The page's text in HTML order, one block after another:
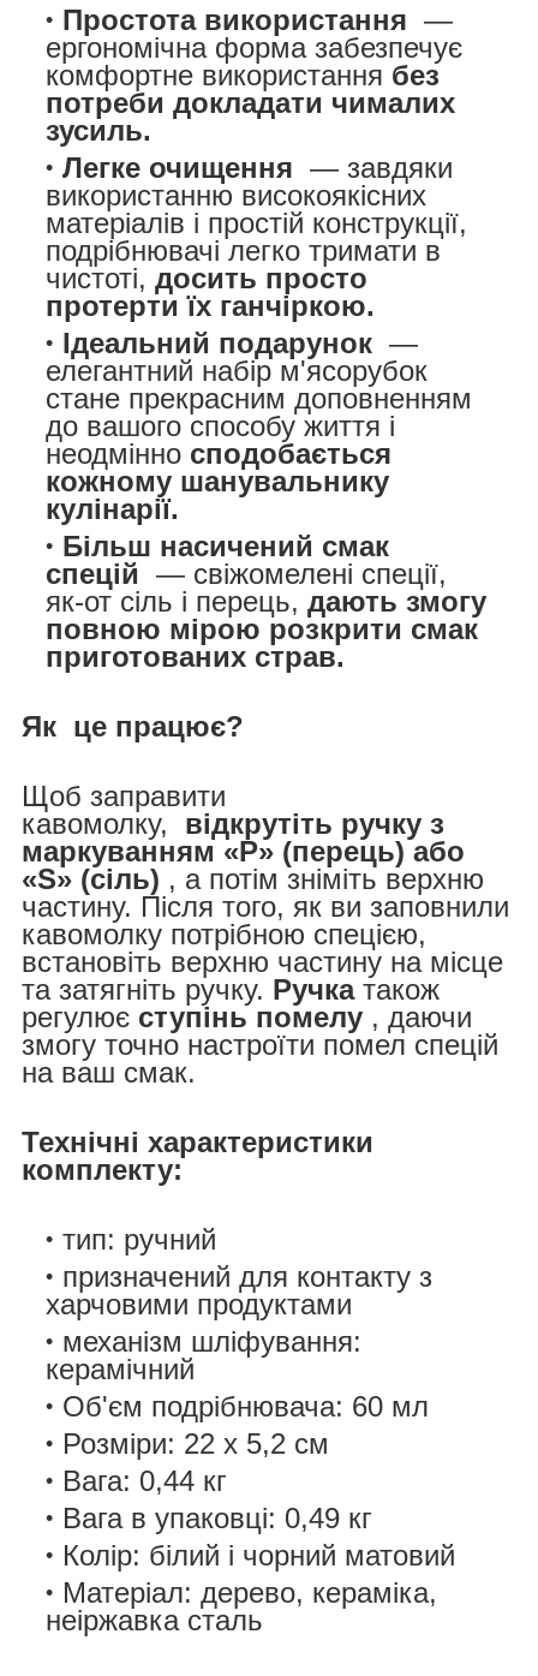
Простота використання —
ергономічна форма забезпечує
комфортне використання без
потреби докладати чималих
зусиль.
Легке очищення — завдяки
використанню високоякісних
матеріалів і простій конструкції,
подрібнювачі легко тримати в
чистоті, досить просто
протерти їх ганчіркою.
Ідеальний подарунок —
елегантний набір м'ясорубок
стане прекрасним доповненням
до вашого способу життя і
неодмінно сподобається
кожному шанувальнику
кулінарії.
Більш насичений смак
спецій — свіжомелені спеції,
як-от сіль і перець, дають змогу
повною мірою розкрити смак
приготованих страв.
Як це працює?
Щоб заправити
кавомолку, відкрутіть ручку з
маркуванням «P» (перець) або
«S» (сіль) , а потім зніміть верхню
частину. Після того, як ви заповнили
кавомолку потрібною спецією,
встановіть верхню частину на місце
та затягніть ручку. Ручкатакож
регулює ступінь помелу , даючи
змогу точно настроїти помел спецій
на ваш смак.
Технічні характеристики
комплекту:
тип: ручний
призначений для контакту з
харчовими продуктами
механізм шліфування:
керамічний
Об'єм подрібнювача: 60 мл
Розміри: 22 x 5,2 см
Вага: 0,44 кг
Вага в упаковці: 0,49 кг
Колір: білий і чорний матовий
Матеріал: дерево, кераміка,
неіржавка сталь